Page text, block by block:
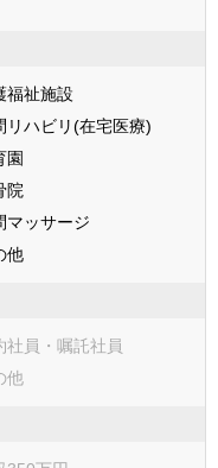
高知県
長崎県
福祉施設
リハビリ(在宅医療)
園
院
マッサージ
他
社員・嘱託社員
他